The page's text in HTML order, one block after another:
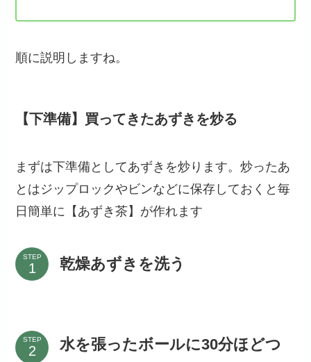
順に説明しますね。
【下準備】買ってきたあずきを炒る
まずは下準備としてあずきを炒ります。炒ったあ
とはジップロックやビンなどに保存しておくと毎
日簡単に【あずき茶】が作れます
STEP 乾燥あずきを洗う
STEP
水を張ったボールに30分ほどつ